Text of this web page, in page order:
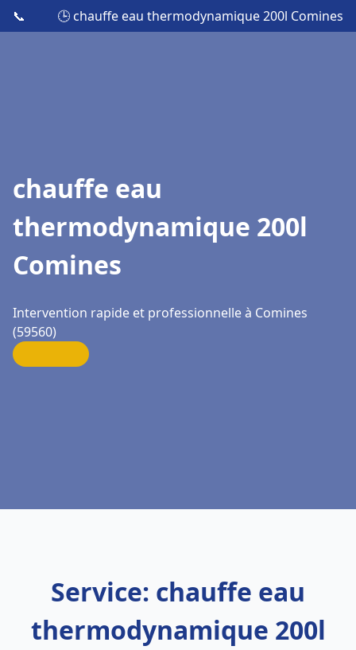
📞 🕒 chauffe eau thermodynamique 200l Comines
chauffe eau
thermodynamique 200l
Comines
Intervention rapide et professionnelle à Comines
(59560)
Service: chauffe eau
thermodynamique 200l